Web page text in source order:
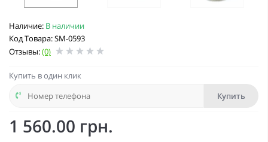
Наличие: В наличии
Код Товара: SM-0593
Отзывы:(0)
Купить в один клик
Купить
1 560.00 грн.